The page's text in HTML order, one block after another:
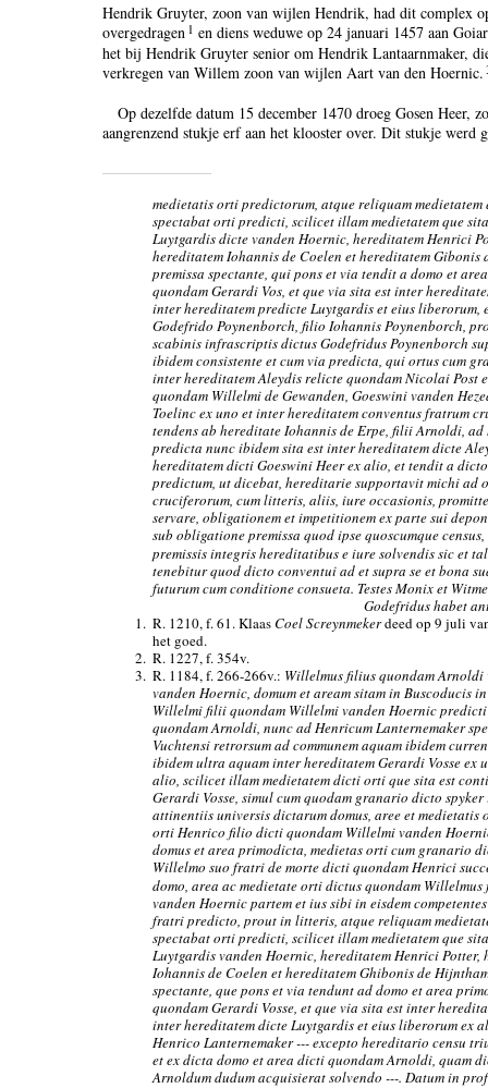
Hendrik Gruyter, zoon van wijlen Hendrik, had dit complex
overgedragen 1 en diens weduwe op 24 januari 1457 aan
het bij Hendrik Gruyter senior om Hendrik Lantaarnmaker,
verkregen van Willem zoon van wijlen Aart van den Hoernic.
Op dezelfde datum 15 december 1470 droeg Gosen Heer,
aangrenzend stukje erf aan het klooster over. Dit stukje werd
medietatis orti predictorum, atque reliquam
spectabat orti predicti, scilicet illam medietatem que
Luytgardis dicte vanden Hoernic, hereditatem Henrici
hereditatem Iohannis de Coelen et hereditatem Gibonis
premissa spectante, qui pons et via tendit a domo et
quondam Gerardi Vos, et que via sita est inter
inter hereditatem predicte Luytgardis et eius liberorum,
Godefrido Poynenborch, filio Iohannis Poynenborch,
scabinis infrascriptis dictus Godefridus Poynenborch
ibidem consistente et cum via predicta, qui ortus cum
inter hereditatem Aleydis relicte quondam Nicolai
quondam Willelmi de Gewanden, Goeswini vanden
Toelinc ex uno et inter hereditatem conventus fratrum
tendens ab hereditate Iohannis de Erpe, filii Arnoldi,
predicta nunc ibidem sita est inter hereditatem dicte
hereditatem dicti Goeswini Heer ex alio, et tendit a
predictum, ut dicebat, hereditarie supportavit michi ad
cruciferorum, cum litteris, aliis, iure occasionis,
servare, obligationem et impetitionem ex parte sui
sub obligatione premissa quod ipse quoscumque
premissis integris hereditatibus e iure solvendis sic et
tenebitur quod dicto conventui ad et supra se et bona
futurum cum conditione consueta. Testes Monix et
Godefridus habet
1. R. 1210, f. 61. KlaasCoel Screynmekerdeed op 9 juli
het goed.
2. R. 1227, f. 354v.
3. R. 1184, f. 266-266v.: Willelmus filius quondam
vanden Hoernic, domum et aream sitam in Buscoducis
Willelmi filii quondam Willelmi vanden Hoernic
quondam Arnoldi, nunc ad Henricum Lanternemaker
Vuchtensi retrorsum ad communem aquam ibidem
ibidem ultra aquam inter hereditatem Gerardi Vosse ex
alio, scilicet illam medietatem dicti orti que sita est
Gerardi Vosse, simul cum quodam granario dicto
attinentiis universis dictarum domus, aree et medietatis
orti Henrico filio dicti quondam Willelmi vanden
domus et area primodicta, medietas orti cum granario
Willelmo suo fratri de morte dicti quondam Henrici
domo, area ac medietate orti dictus quondam
vanden Hoernic partem et ius sibi in eisdem
fratri predicto, prout in litteris, atque reliquam
spectabat orti predicti, scilicet illam medietatem que
Luytgardis vanden Hoernic, hereditatem Henrici
Iohannis de Coelen et hereditatem Ghibonis de
spectante, que pons et via tendunt ad domo et area
quondam Gerardi Vosse, et que via sita est inter
inter hereditatem dicte Luytgardis et eius liberorum ex
Henrico Lanternemaker --- excepto hereditario censu
et ex dicta domo et area dicti quondam Arnoldi, quam
Arnoldum dudum acquisierat solvendo ---. Datum in